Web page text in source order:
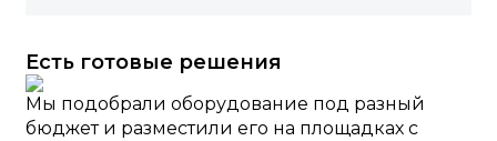
Есть готовые решения
Мы подобрали оборудование под разный
бюджет и разместили его на площадках с